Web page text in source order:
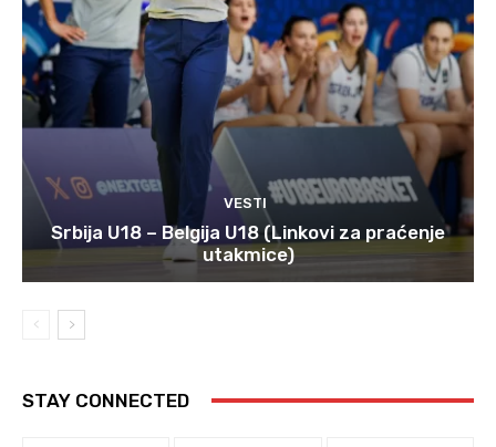
VESTI
Srbija U18 – Belgija U18 (Linkovi za praćenje
utakmice)
STAY CONNECTED